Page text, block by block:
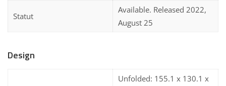
Statut
Available. Released 2022,
August 25
Design
Unfolded: 155.1 x 130.1 x